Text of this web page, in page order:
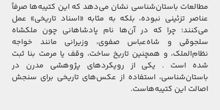
مطالعات باستان‌شناسی نشان می‌دهد که این کتیبه‌ها صرفاً
عناصر تزئینی نبوده، بلکه به مثابه «اسناد تاریخی» عمل
می‌کنند؛ چرا که در آن‌ها نام پادشاهانی چون ملکشاه
سلجوقی و شاه‌عباس صفوی، وزیرانی مانند خواجه
نظام‌الملک، و همچنین تاریخ ساخت، وقف یا مرمت بنا ثبت
شده است . یکی از رویکردهای پژوهشی مدرن در
باستان‌شناسی، استفاده از عکس‌های تاریخی برای سنجش
اصالت این کتیبه‌هاست.